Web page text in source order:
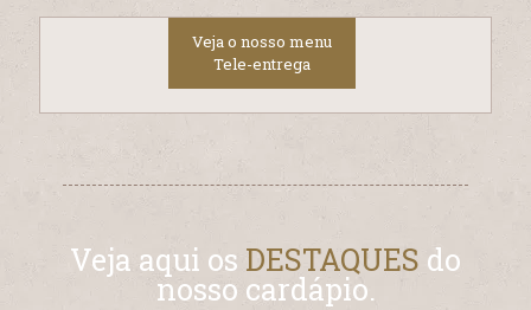
Veja o nosso menu
Tele-entrega
Veja aqui os DESTAQUES do
nosso cardápio.